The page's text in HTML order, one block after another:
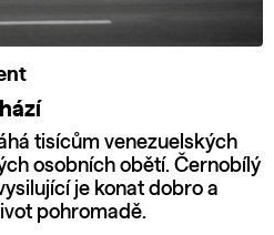
tisícům venezuelských
osobních obětí. Černobílý
je konat dobro a
pohromadě.